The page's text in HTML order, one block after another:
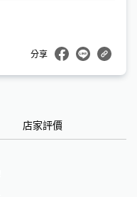
分享
店家評價